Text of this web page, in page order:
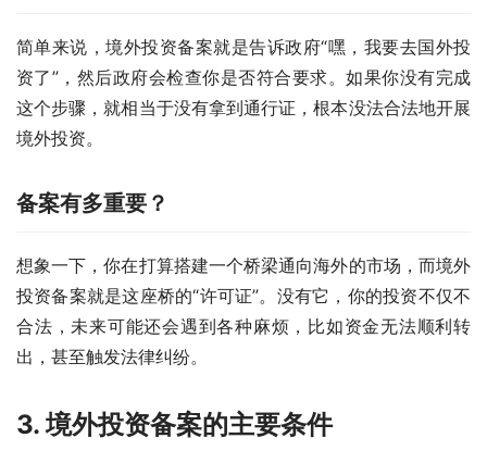
简单来说，境外投资备案就是告诉政府“嘿，我要去国外投
资了”，然后政府会检查你是否符合要求。如果你没有完成
这个步骤，就相当于没有拿到通行证，根本没法合法地开展
境外投资。
备案有多重要？
想象一下，你在打算搭建一个桥梁通向海外的市场，而境外
投资备案就是这座桥的“许可证”。没有它，你的投资不仅不
合法，未来可能还会遇到各种麻烦，比如资金无法顺利转
出，甚至触发法律纠纷。
3. 境外投资备案的主要条件